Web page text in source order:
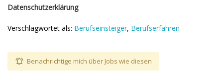
Datenschutzerklärung.
Verschlagwortet als: Berufseinsteiger, Berufserfahren
Benachrichtige mich über Jobs wie diesen